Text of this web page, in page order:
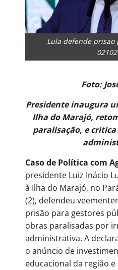
Lula defende prisao
Foto:
Presidente inaugura
Ilha do Marajó,
paralisação, e
Caso de Política com
presidente Luiz Inácio
à Ilha do Marajó, no
(2), defendeu
prisão para gestores
obras paralisadas por
administrativa. A
o anúncio de
educacional da região